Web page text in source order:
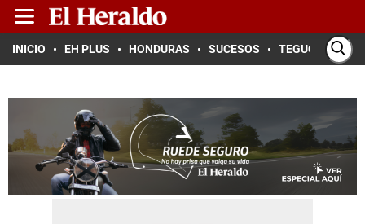
INICIO EH PLUS HONDURAS SUCESOS TEGUCIGALPA